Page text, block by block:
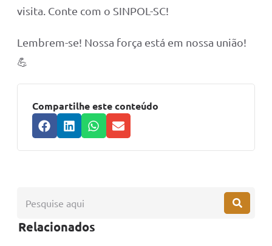
visita. Conte com o SINPOL-SC!
Lembrem-se! Nossa força está em nossa união!
💪
Compartilhe este conteúdo
Relacionados